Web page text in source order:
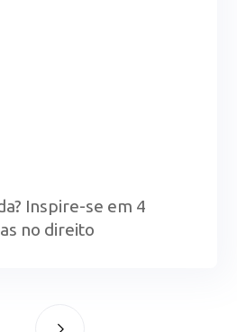
Inspire-se em 4
no direito